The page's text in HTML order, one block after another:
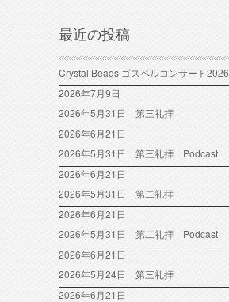
最近の投稿
Crystal Beads ゴスペルコンサート2026
2026年7月9日
2026年5月31日 第三礼拝
2026年6月21日
2026年5月31日 第三礼拝 Podcast
2026年6月21日
2026年5月31日 第二礼拝
2026年6月21日
2026年5月31日 第二礼拝 Podcast
2026年6月21日
2026年5月24日 第三礼拝
2026年6月21日